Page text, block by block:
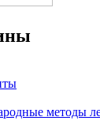
методы